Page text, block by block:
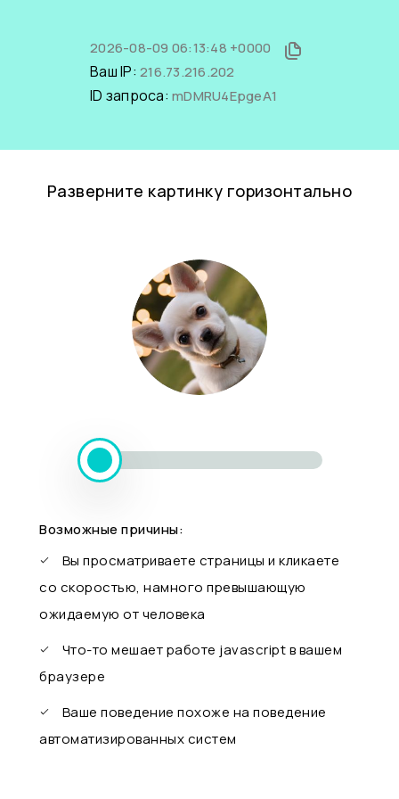
2026-08-09 06:13:48 +0000
Ваш IP: 216.73.216.202
ID запроса: mDMRU4EpgeA1
Разверните картинку горизонтально
Возможные причины:
Вы просматриваете страницы и кликаете
со скоростью, намного превышающую
ожидаемую от человека
Что-то мешает работе javascript в вашем
браузере
Ваше поведение похоже на поведение
автоматизированных систем